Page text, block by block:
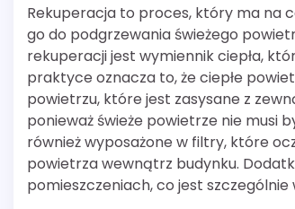
Rekuperacja to proces, który ma na
go do podgrzewania świeżego
rekuperacji jest wymiennik ciepła,
praktyce oznacza to, że ciepłe
powietrzu, które jest zasysane z
ponieważ świeże powietrze nie musi
również wyposażone w filtry, które
powietrza wewnątrz budynku.
pomieszczeniach, co jest